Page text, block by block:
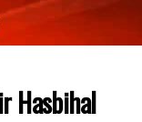
Hasbihal